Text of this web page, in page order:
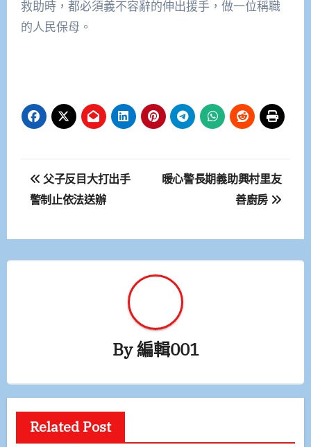
救助時，都必須義不容辭的伸出援手，做一位稱職
的人民保母。
文
章
覽
父子反目大打出手
警制止依法送辦
暖心警長期義助興村里友
善廚房
By編輯001
Related Post